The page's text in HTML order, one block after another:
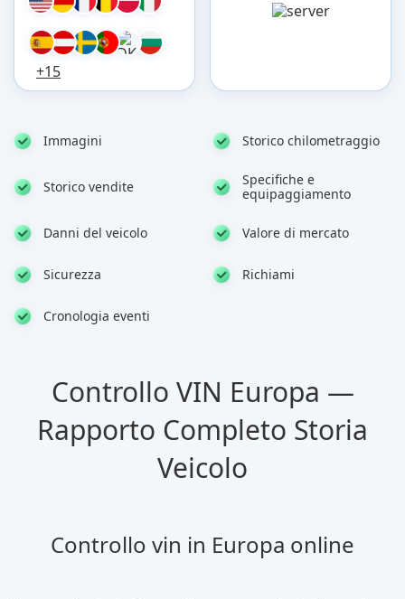
+15
Immagini Storico chilometraggio
Storico vendite
Specifiche e
equipaggiamento
Danni del veicolo Valore di mercato
Sicurezza Richiami
Cronologia eventi
Controllo VIN Europa —
Rapporto Completo Storia
Veicolo
Controllo vin in Europa online